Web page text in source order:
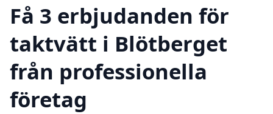
Få 3 erbjudanden för
taktvätt i Blötberget
från professionella
företag